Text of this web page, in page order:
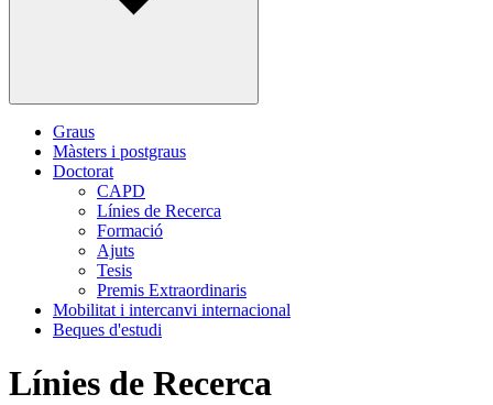
Graus
Màsters i postgraus
Doctorat
CAPD
Línies de Recerca
Formació
Ajuts
Tesis
Premis Extraordinaris
Mobilitat i intercanvi internacional
Beques d'estudi
Línies de Recerca